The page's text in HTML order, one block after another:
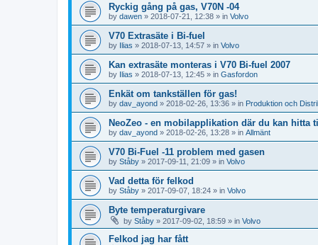
Ryckig gång på gas, V70N -04
by dawen » 2018-07-21, 12:38 » in Volvo
V70 Extrasäte i Bi-fuel
by Ilias » 2018-07-13, 14:57 » in Volvo
Kan extrasäte monteras i V70 Bi-fuel 2007
by Ilias » 2018-07-13, 12:45 » in Gasfordon
Enkät om tankställen för gas!
by dav_ayond » 2018-02-26, 13:36 » in Produktion och
NeoZeo - en mobilapplikation där du kan hitta
by dav_ayond » 2018-02-26, 13:28 » in Allmänt
V70 Bi-Fuel -11 problem med gasen
by Ståby » 2017-09-11, 21:09 » in Volvo
Vad detta för felkod
by Ståby » 2017-09-07, 18:24 » in Volvo
Byte temperaturgivare
by Ståby » 2017-09-02, 18:59 » in Volvo
Felkod jag har fått